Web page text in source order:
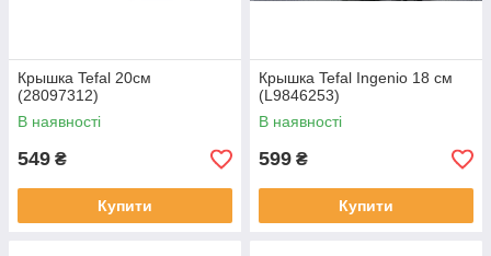
Крышка Tefal 20см
(28097312)
В наявності
549 ₴
Купити
Крышка Tefal Ingenio 18 см
(L9846253)
В наявності
599 ₴
Купити